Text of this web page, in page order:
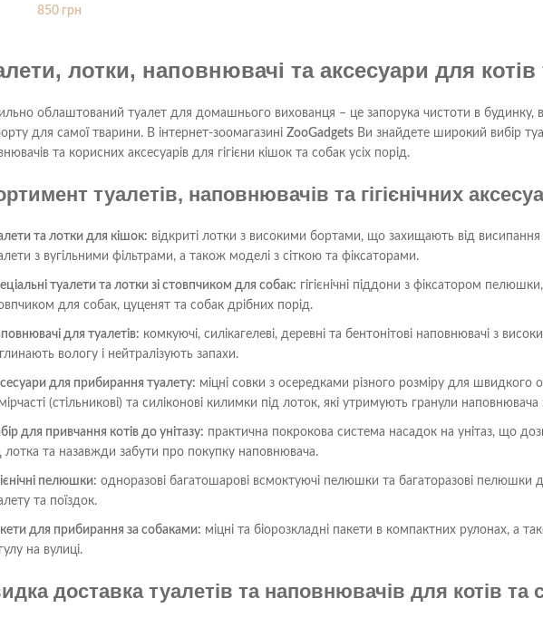
850грн
лотки, наповнювачі та аксесуари для котів
облаштований туалет для домашнього вихованця – це запорука чистоти в будинку,
для самої тварини. В інтернет-зоомагазині ZooGadgetsВи знайдете широкий вибір
та корисних аксесуарів для гігієни кішок та собак усіх порід.
туалетів, наповнювачів та гігієнічних
та лотки для кішок: відкриті лотки з високими бортами, що захищають від
з вугільними фільтрами, а також моделі з сіткою та фіксаторами.
туалети та лотки зі стовпчиком для собак: гігієнічні піддони з фіксатором
для собак, цуценят та собак дрібних порід.
для туалетів: комкуючі, силікагелеві, деревні та бентонітові наповнювачі з
вологу і нейтралізують запахи.
для прибирання туалету: міцні совки з осередками різного розміру для швидкого
(стільникові) та силіконові килимки під лоток, які утримують гранули
для привчання котів до унітазу: практична покрокова система насадок на унітаз, що
лотка та назавжди забути про покупку наповнювача.
пелюшки: одноразові багатошарові всмоктуючі пелюшки та багаторазові пелюшки
та поїздок.
для прибирання за собаками: міцні та біорозкладні пакети в компактних рулонах, а
на вулиці.
доставка туалетів та наповнювачів для котів та